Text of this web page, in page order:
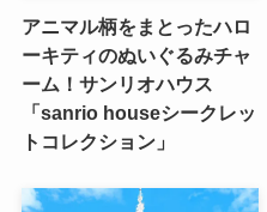
アニマル柄をまとったハロ
ーキティのぬいぐるみチャ
ーム！サンリオハウス
「sanrio houseシークレッ
トコレクション」